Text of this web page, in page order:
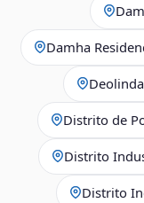
Damha
Distrito de
Distrito
Distrito